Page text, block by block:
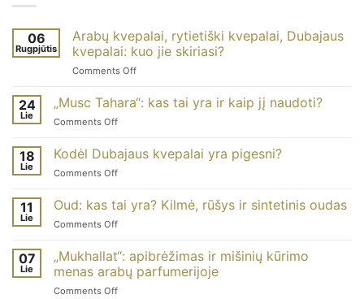
06
Rugpjūtis
Arabų kvepalai, rytietiški kvepalai, Dubajaus
kvepalai: kuo jie skiriasi?
Comments Offon
arabe,
parfum
de
différences
24
Lie
„Musc Tahara“: kas tai yra ir kaip jį naudoti?
Comments Offon
tahara
:
qu’est-
que
c’est
l’utiliser ?
18
Lie
Kodėl Dubajaus kvepalai yra pigesni?
Comments Offon
les
parfums
de
sont-
ils
moins
11
Lie
Oud: kas tai yra? Kilmė, rūšys ir sintetinis oudas
Comments Offon
:
qu’est-
ce
que
07
Lie
„Mukhallat“: apibrėžimas ir mišinių kūrimo
menas arabų parfumerijoje
Comments Offon